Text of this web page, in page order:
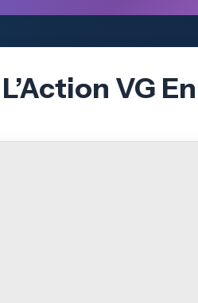
VG